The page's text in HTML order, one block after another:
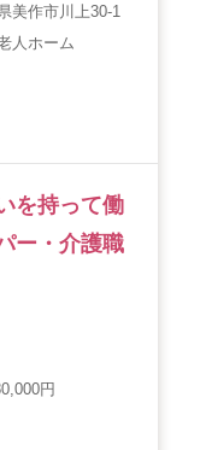
美作市川上30-1
人ホーム
を持って働
ー・介護職
円